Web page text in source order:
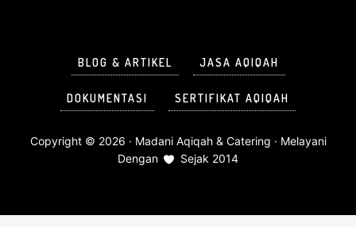
BLOG & ARTIKEL JASA AQIQAH
DOKUMENTASI SERTIFIKAT AQIQAH
Copyright © 2026 · Madani Aqiqah & Catering · Melayani
Dengan
Sejak 2014